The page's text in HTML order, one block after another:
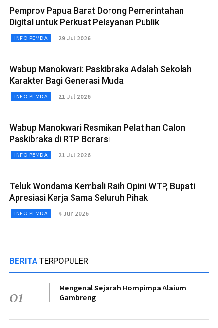
Pemprov Papua Barat Dorong Pemerintahan
Digital untuk Perkuat Pelayanan Publik
INFO PEMDA 29 Jul 2026
Wabup Manokwari: Paskibraka Adalah Sekolah
Karakter Bagi Generasi Muda
INFO PEMDA 21 Jul 2026
Wabup Manokwari Resmikan Pelatihan Calon
Paskibraka di RTP Borarsi
INFO PEMDA 21 Jul 2026
Teluk Wondama Kembali Raih Opini WTP, Bupati
Apresiasi Kerja Sama Seluruh Pihak
INFO PEMDA 4 Jun 2026
BERITA TERPOPULER
01
Mengenal Sejarah Hompimpa Alaium
Gambreng